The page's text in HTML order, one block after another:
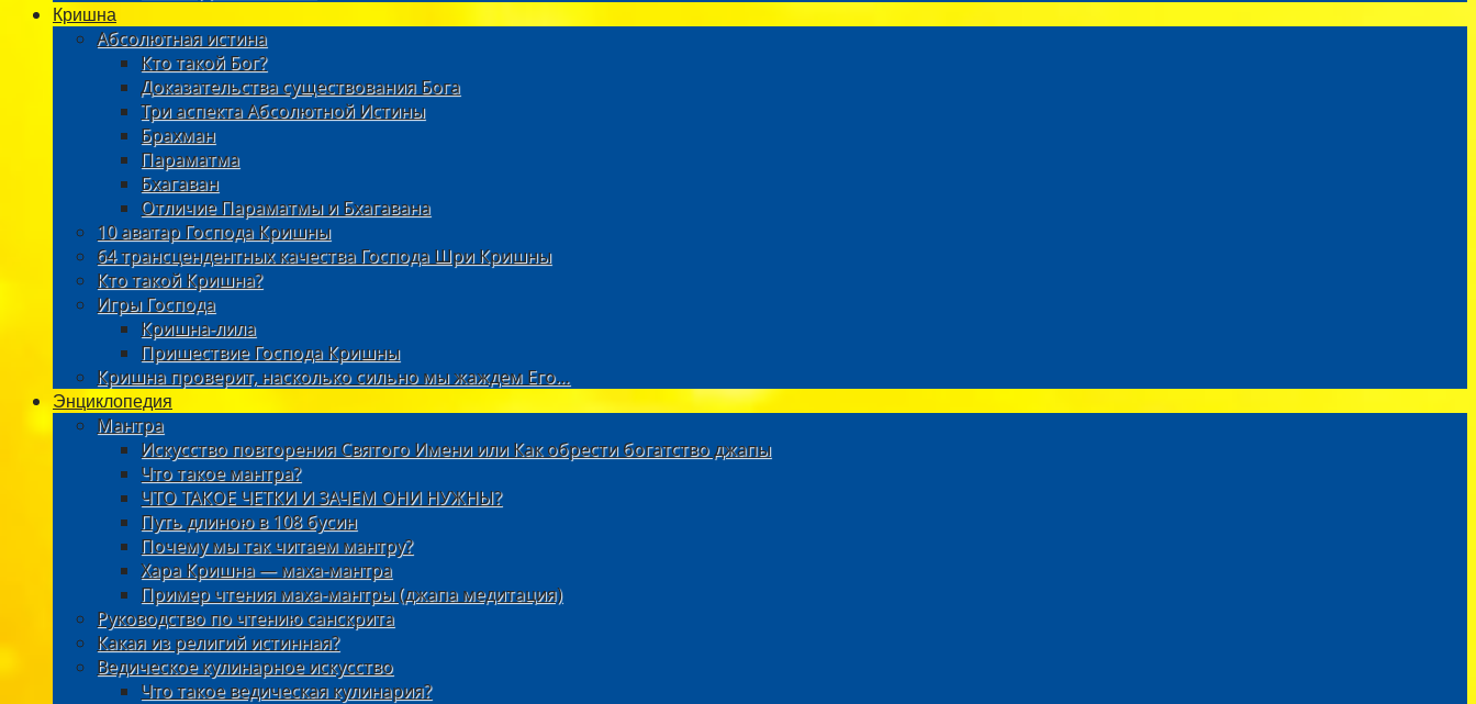
Кришна
Абсолютная истина
Кто такой Бог?
Доказательства существования Бога
Три аспекта Абсолютной Истины
Брахман
Параматма
Бхагаван
Отличие Параматмы и Бхагавана
10 аватар Господа Кришны
64 трансцендентных качества Господа Шри Кришны
Кто такой Кришна?
Игры Господа
Кришна-лила
Пришествие Господа Кришны
Кришна проверит, насколько сильно мы жаждем Его…
Энциклопедия
Мантра
Искусство повторения Святого Имени или Как обрести богатство джапы
Что такое мантра?
ЧТО ТАКОЕ ЧЕТКИ И ЗАЧЕМ ОНИ НУЖНЫ?
Путь длиною в 108 бусин
Почему мы так читаем мантру?
Хара Кришна — маха-мантра
Пример чтения маха-мантры (джапа медитация)
Руководство по чтению санскрита
Какая из религий истинная?
Ведическое кулинарное искусство
Что такое ведическая кулинария?